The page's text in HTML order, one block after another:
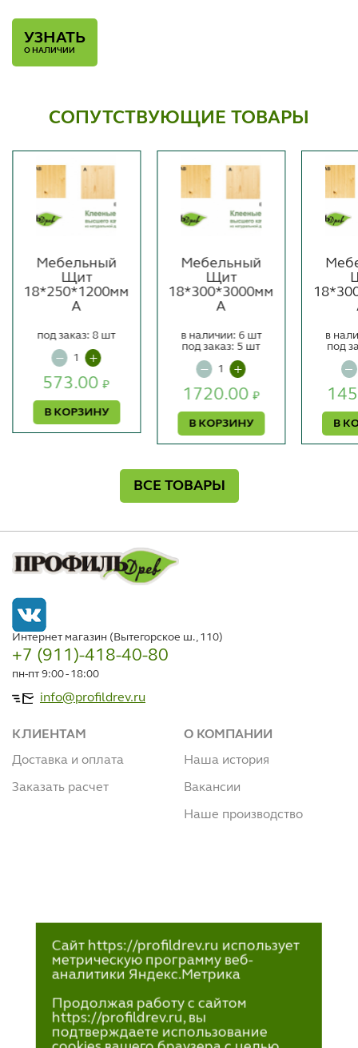
УЗНАТЬ
О НАЛИЧИИ
СОПУТСТВУЮЩИЕ ТОВАРЫ
Мебельный
Щит
18*250*1200мм
А
573.00₽
В КОРЗИНУ
под заказ: 8 шт
Мебельный
Щит
18*300*3000мм
А
1720.00₽
В КОРЗИНУ
в наличии: 6 шт
под заказ: 5 шт
В
в
под
ВСЕ ТОВАРЫ
Интернет магазин (Вытегорское ш., 110)
+7 (911)-418-40-80
пн-пт 9:00 - 18:00
info@profildrev.ru
КЛИЕНТАМ
Доставка и оплата
Заказать расчет
О КОМПАНИИ
Наша история
Вакансии
Наше производство
Сайт https://profildrev.ru использует
метрическую программу веб-
аналитики Яндекс.Метрика
Продолжая работу с сайтом
https://profildrev.ru, вы
подтверждаете использование